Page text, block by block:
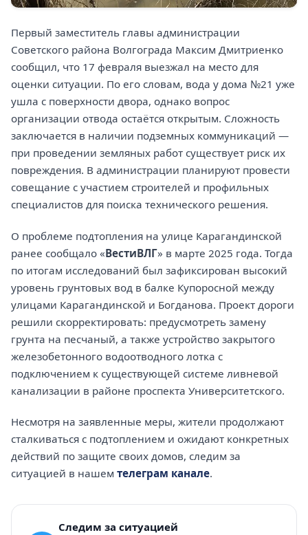
Первый заместитель главы администрации
Советского района Волгограда Максим Дмитриенко
сообщил, что 17 февраля выезжал на место для
оценки ситуации. По его словам, вода у дома №21 уже
ушла с поверхности двора, однако вопрос
организации отвода остаётся открытым. Сложность
заключается в наличии подземных коммуникаций —
при проведении земляных работ существует риск их
повреждения. В администрации планируют провести
совещание с участием строителей и профильных
специалистов для поиска технического решения.
О проблеме подтопления на улице Карагандинской
ранее сообщало «ВестиВЛГ» в марте 2025 года. Тогда
по итогам исследований был зафиксирован высокий
уровень грунтовых вод в балке Купоросной между
улицами Карагандинской и Богданова. Проект дороги
решили скорректировать: предусмотреть замену
грунта на песчаный, а также устройство закрытого
железобетонного водоотводного лотка с
подключением к существующей системе ливневой
канализации в районе проспекта Университетского.
Несмотря на заявленные меры, жители продолжают
сталкиваться с подтоплением и ожидают конкретных
действий по защите своих домов, следим за
ситуацией в нашем телеграм канале.
Следим за ситуацией